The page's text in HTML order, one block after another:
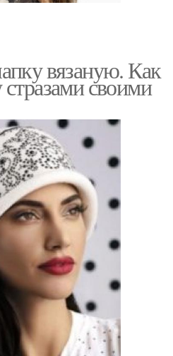
вязаную. Как
своими